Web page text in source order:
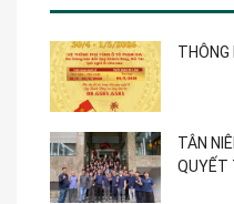
TÂN
QUYẾT